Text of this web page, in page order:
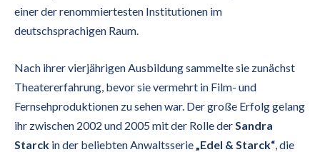
einer der renommiertesten Institutionen im
deutschsprachigen Raum.
Nach ihrer vierjährigen Ausbildung sammelte sie zunächst
Theatererfahrung, bevor sie vermehrt in Film- und
Fernsehproduktionen zu sehen war. Der große Erfolg gelang
ihr zwischen 2002 und 2005 mit der Rolle derSandra
Starck in der beliebten Anwaltsserie„Edel & Starck“, die